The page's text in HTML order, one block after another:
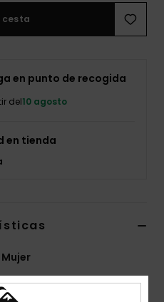
cesta
en punto de recogida
del10 agosto
en tienda
de colorrre0